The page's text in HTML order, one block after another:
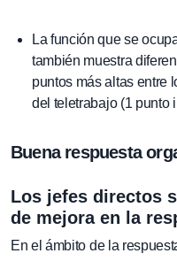
La función que se
también muestra
puntos más altas entre
del teletrabajo (1 punto
Buena respuesta
Los jefes directos
de mejora en la
En el ámbito de la